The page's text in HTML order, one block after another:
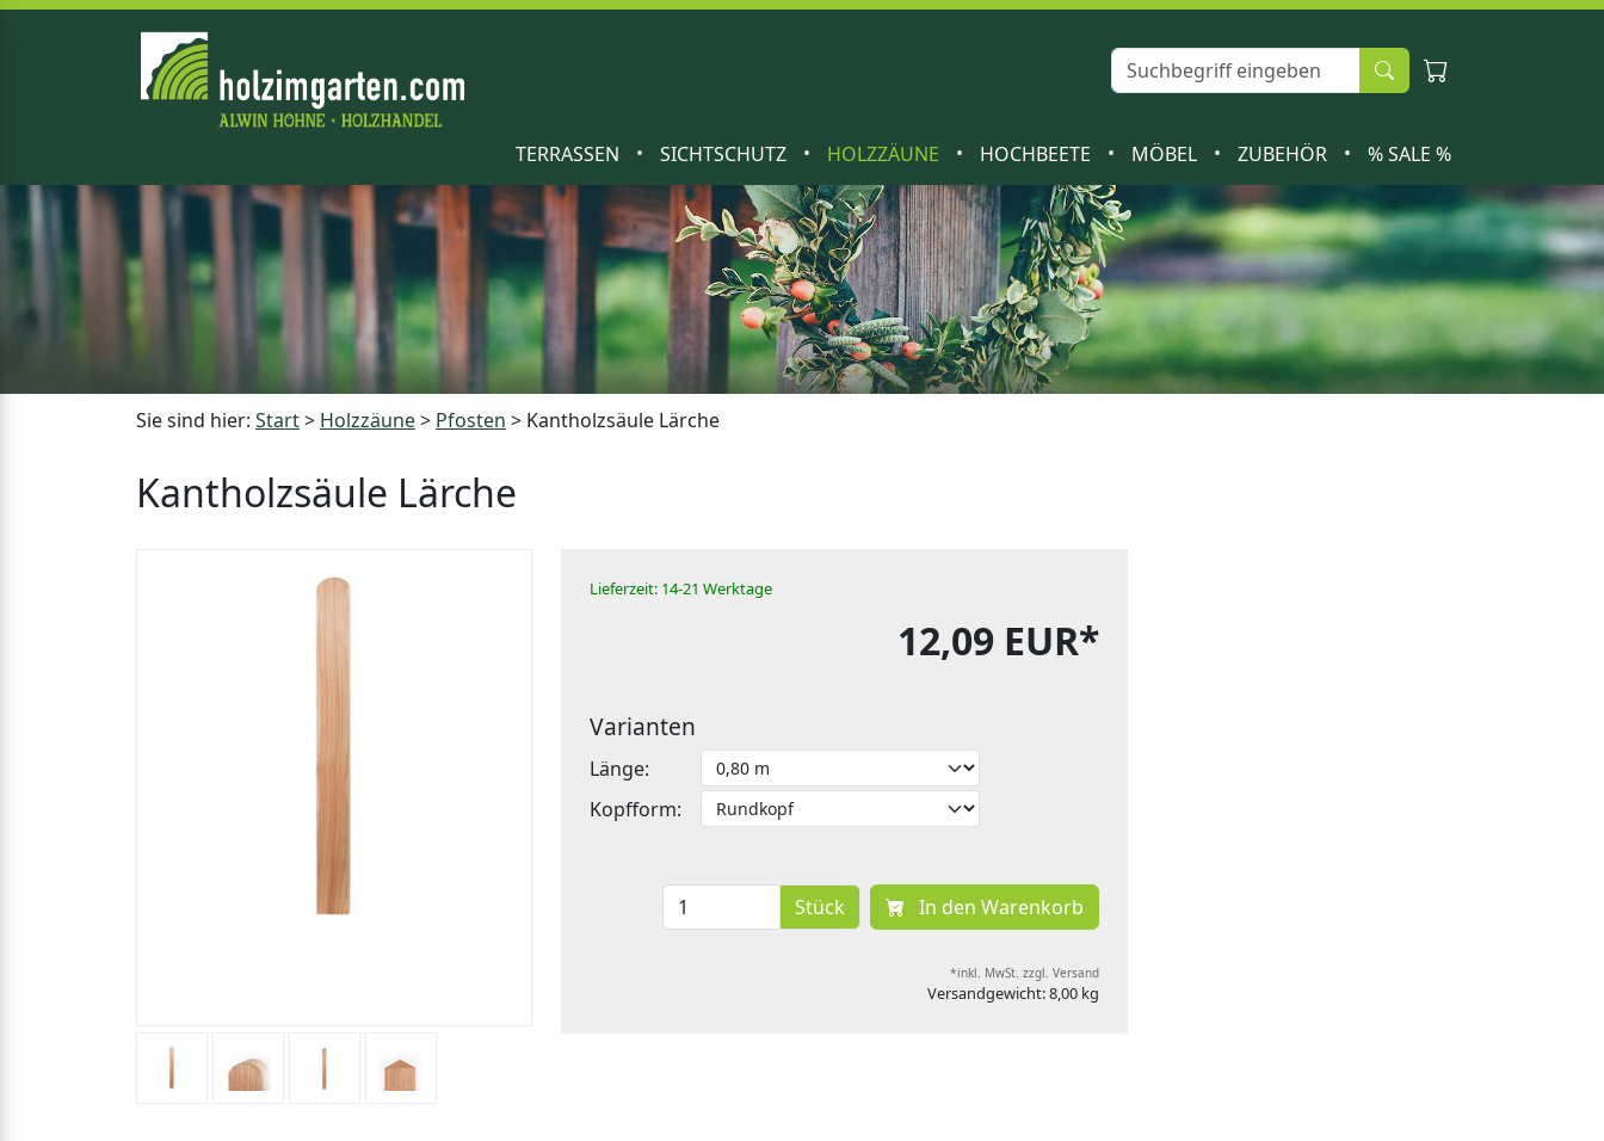
TERRASSEN • SICHTSCHUTZ • HOLZZÄUNE • HOCHBEETE • MÖBEL • ZUBEHÖR • % SALE %
Sie sind hier: Start> Holzzäune> Pfosten > Kantholzsäule Lärche
Kantholzsäule Lärche
Lieferzeit: 14-21 Werktage
12,09 EUR*
Varianten
Länge:
Kopfform:
Stück In den Warenkorb
*inkl. MwSt. zzgl. Versand
Versandgewicht: 8,00 kg